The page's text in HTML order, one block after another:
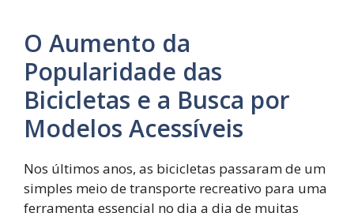
O Aumento da
Popularidade das
Bicicletas e a Busca por
Modelos Acessíveis
Nos últimos anos, as bicicletas passaram de um
simples meio de transporte recreativo para uma
ferramenta essencial no dia a dia de muitas